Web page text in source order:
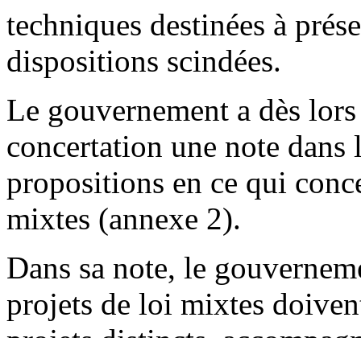
techniques destinées à
dispositions scindées.
Le gouvernement a dès
concertation une note
propositions en ce qui
mixtes (annexe 2).
Dans sa note, le
projets de loi mixtes